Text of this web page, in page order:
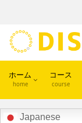
ホーム
home
コース
course
Japanese